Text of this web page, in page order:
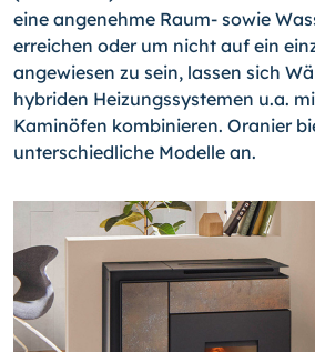
eine angenehme Raum- sowie
erreichen oder um nicht auf ein
angewiesen zu sein, lassen sich
hybriden Heizungssystemen u.a.
Kaminöfen kombinieren. Oranier
unterschiedliche Modelle an.